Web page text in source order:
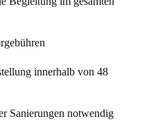
innerhalb von 48
Sanierungen notwendig